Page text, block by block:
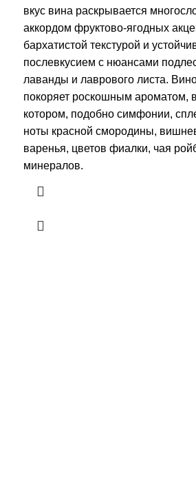
вкус вина раскрывается
аккордом фруктово-ягодных
бархатистой текстурой и
послевкусием с нюансами
лаванды и лаврового листа.
покоряет роскошным ароматом, в
котором, подобно симфонии,
ноты красной смородины,
варенья, цветов фиалки, чая
минералов.